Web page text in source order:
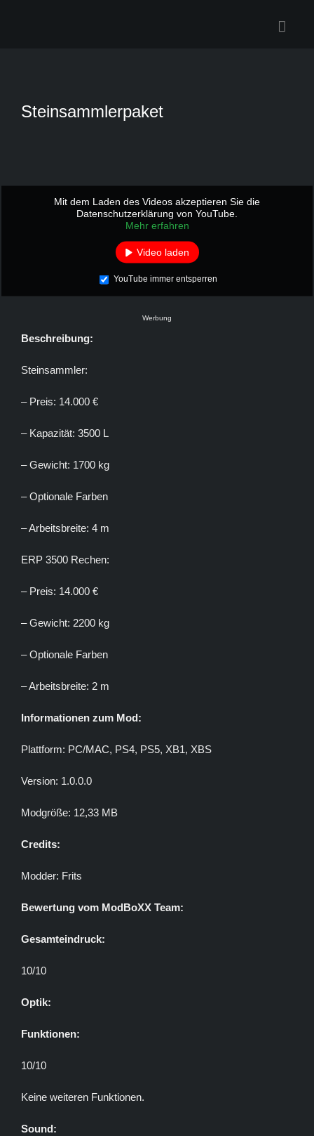
Steinsammlerpaket
Mit dem Laden des Videos akzeptieren Sie die
Datenschutzerklärung von YouTube.
Mehr erfahren
Video laden
YouTube immer entsperren
Werbung
Beschreibung:
Steinsammler:
– Preis: 14.000 €
– Kapazität: 3500 L
– Gewicht: 1700 kg
– Optionale Farben
– Arbeitsbreite: 4 m
ERP 3500 Rechen:
– Preis: 14.000 €
– Gewicht: 2200 kg
– Optionale Farben
– Arbeitsbreite: 2 m
Informationen zum Mod:
Plattform: PC/MAC, PS4, PS5, XB1, XBS
Version: 1.0.0.0
Modgröße: 12,33 MB
Credits:
Modder: Frits
Bewertung vom ModBoXX Team:
Gesamteindruck:
10/10
Optik:
Funktionen:
10/10
Keine weiteren Funktionen.
Sound: